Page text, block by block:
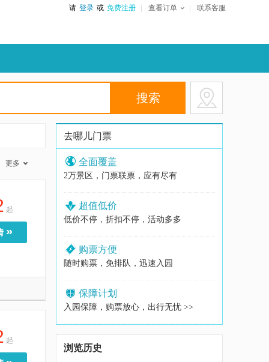
请 登录 或 免费注册 查看订单 联系客服
更多
起
»
起
去哪儿门票
全面覆盖
2万景区，门票联票，应有尽有
超值低价
低价不停，折扣不停，活动多多
购票方便
随时购票，免排队，迅速入园
保障计划
入园保障，购票放心，出行无忧 >>
浏览历史